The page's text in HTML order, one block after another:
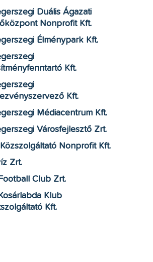
Duális Ágazati
Nonprofit Kft.
Élménypark Kft.
Kft.
Kft.
Médiacentrum Kft.
Városfejlesztő Zrt.
Nonprofit Kft.
Zrt.
Club Zrt.
Klub
Kft.